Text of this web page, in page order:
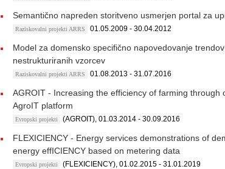
Semantično napreden storitveno usmerjen portal za
Raziskovalni projekti ARRS 01.05.2009 - 30.04.2012
Model za domensko specifično napovedovanje
nestrukturiranih vzorcev
Raziskovalni projekti ARRS 01.08.2013 - 31.07.2016
AGROIT - Increasing the efficiency of farming through
AgroIT platform
Evropski projekti (AGROIT), 01.03.2014 - 30.09.2016
FLEXICIENCY - Energy services demonstrations of
energy effICIENCY based on metering data
Evropski projekti (FLEXICIENCY), 01.02.2015 - 31.01.2019